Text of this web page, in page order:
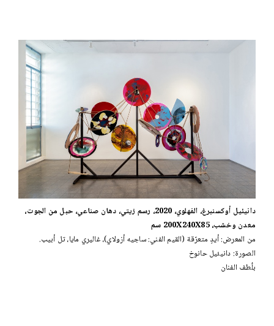
دانيئيل أوكسنبرغ، الفهلوي، 2020، رسم زيتي، دهان صناعي، حبل من الجوت،
معدن وخشب، 200X240X85 سم
من المعرض: أيدٍ متعرّقة (القيم الفني: ساجيه أزولاي)، غاليري مايا، تل أبيب.
الصورة: دانيئيل حانوخ
بلُطف الفنان